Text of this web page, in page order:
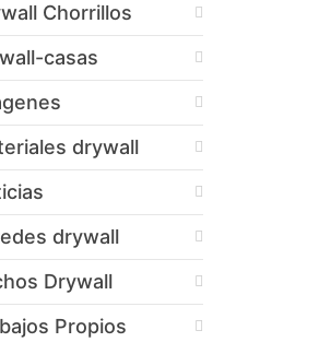
Chorrillos
casas
drywall
drywall
Drywall
Propios